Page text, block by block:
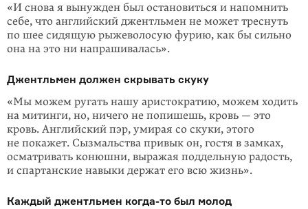
«И снова я вынужден был остановиться и напомнить
себе, что английский джентльмен не может треснуть
по шее сидящую рыжеволосую фурию, как бы сильно
она на это ни напрашивалась».
Джентльмен должен скрывать скуку
«Мы можем ругать нашу аристократию, можем ходить
на митинги, но, ничего не попишешь, кровь — это
кровь. Ан­глийский пэр, умирая со скуки, этого
не покажет. Сызмальства привык он, гостя в замках,
осматривать конюшни, вы­ражая поддельную радость,
и спартанские навыки держат его всю жизнь».
Каждый джентльмен когда-то был молод